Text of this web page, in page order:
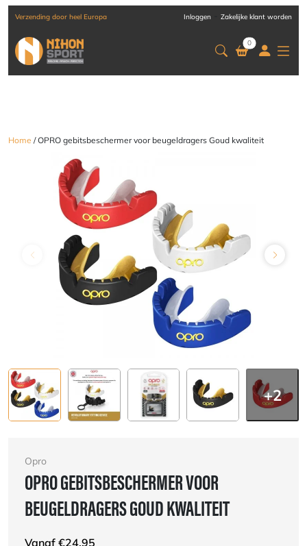
Verzending door heel Europa Inloggen Zakelijke klant worden
0
Home / OPRO gebitsbeschermer voor beugeldragers Goud kwaliteit
+2
Opro
OPRO GEBITSBESCHERMER VOOR
BEUGELDRAGERS GOUD KWALITEIT
Vanaf €24,95